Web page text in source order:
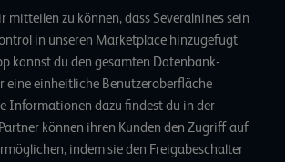
mitteilen zu können, dass Severalnines sein
in unseren Marketplace hinzugefügt
kannst du den gesamten Datenbank-
eine einheitliche Benutzeroberfläche
Informationen dazu findest du in der
können ihren Kunden denZugriff auf
, indem sie den Freigabeschalter